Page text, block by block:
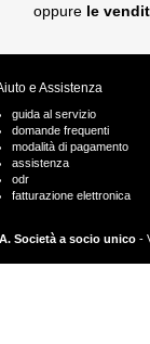
oppure le
e Assistenza
guida al servizio
domande frequenti
modalità di pagamento
assistenza
odr
fatturazione elettronica
Società a socio unico-